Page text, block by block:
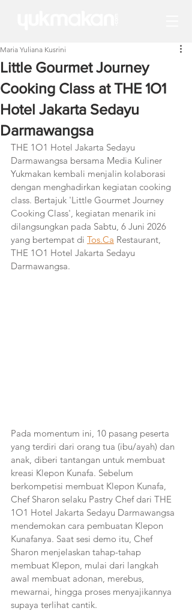
Little Gourmet Journey
Cooking Class at THE 1O1
Hotel Jakarta Sedayu
Darmawangsa
Maria Yuliana Kusrini
THE 1O1 Hotel Jakarta Sedayu
Darmawangsa bersama Media Kuliner
Yukmakan kembali menjalin kolaborasi
dengan menghadirkan kegiatan cooking
class. Bertajuk 'Little Gourmet Journey
Cooking Class', kegiatan menarik ini
dilangsungkan pada Sabtu, 6 Juni 2026
yang bertempat di Tos.Ca Restaurant,
THE 1O1 Hotel Jakarta Sedayu
Darmawangsa.
Pada momentum ini, 10 pasang peserta
yang terdiri dari orang tua (ibu/ayah) dan
anak, diberi tantangan untuk membuat
kreasi Klepon Kunafa. Sebelum
berkompetisi membuat Klepon Kunafa,
Chef Sharon selaku Pastry Chef dari THE
1O1 Hotel Jakarta Sedayu Darmawangsa
mendemokan cara pembuatan Klepon
Kunafanya. Saat sesi demo itu, Chef
Sharon menjelaskan tahap-tahap
membuat Klepon, mulai dari langkah
awal membuat adonan, merebus,
mewarnai, hingga proses menyajikannya
supaya terlihat cantik.